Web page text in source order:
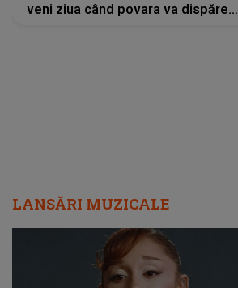
veni ziua când povara va dispărea,
LANSĂRI MUZICALE